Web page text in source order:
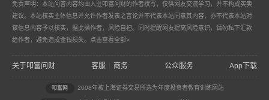
免责声明：本站问答内容均由入驻叩富问财的作者撰写，仅供网友交流学习，并不构成买卖
建议。本站核实主体信息并允许作者发表之言论并不代表本站同意其内容，亦不代表本站对
该信息内容予以核实，据此操作者，风险自担。同时提醒网友提高风险意识，请勿私下汇款
给作者，避免造成金钱损失。 点击查看全部>
关于叩富问财 客服 商务 公众服务 App下载
叩富网 2008年被上海证券交易所选为年度投资者教育训练网站